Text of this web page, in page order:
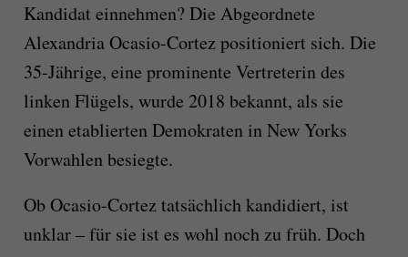
Kandidat einnehmen? Die Abgeordnete
Alexandria Ocasio-Cortez positioniert sich. Die
35-Jährige, eine prominente Vertreterin des
linken Flügels, wurde 2018 bekannt, als sie
einen etablierten Demokraten in New Yorks
Vorwahlen besiegte.
Ob Ocasio-Cortez tatsächlich kandidiert, ist
unklar – für sie ist es wohl noch zu früh. Doch